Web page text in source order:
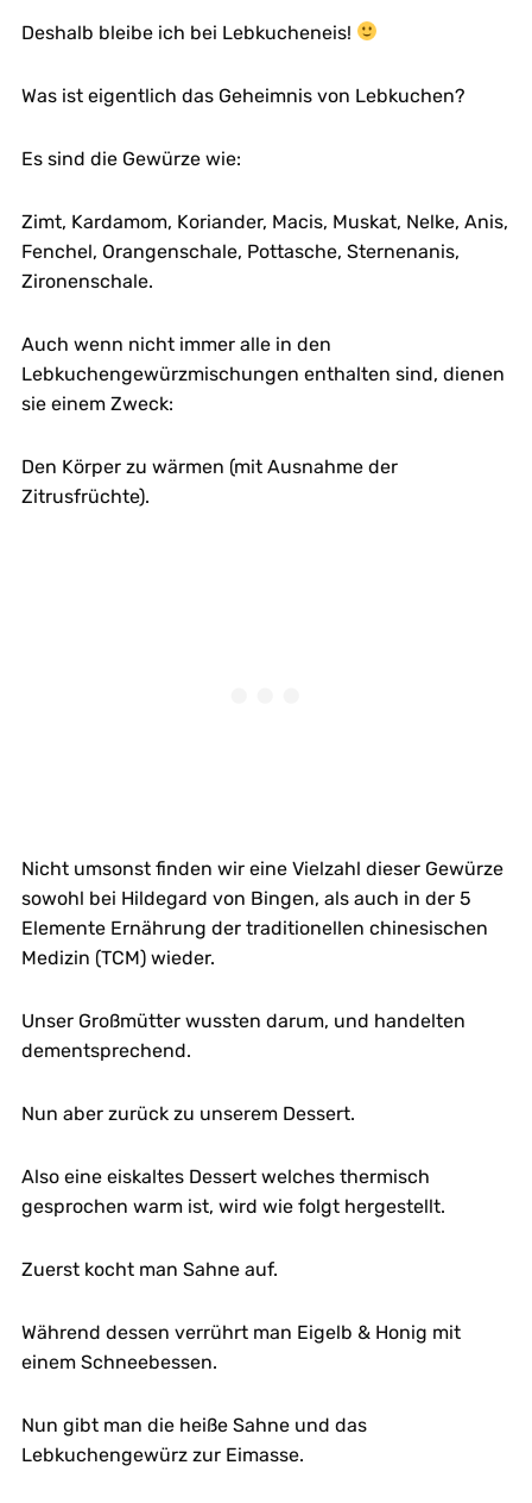
Deshalb bleibe ich bei Lebkucheneis!
Was ist eigentlich das Geheimnis von Lebkuchen?
Es sind die Gewürze wie:
Zimt, Kardamom, Koriander, Macis, Muskat, Nelke, Anis,
Fenchel, Orangenschale, Pottasche, Sternenanis,
Zironenschale.
Auch wenn nicht immer alle in den
Lebkuchengewürzmischungen enthalten sind, dienen
sie einem Zweck:
Den Körper zu wärmen (mit Ausnahme der
Zitrusfrüchte).
Nicht umsonst finden wir eine Vielzahl dieser Gewürze
sowohl bei Hildegard von Bingen, als auch in der 5
Elemente Ernährung der traditionellen chinesischen
Medizin (TCM) wieder.
Unser Großmütter wussten darum, und handelten
dementsprechend.
Nun aber zurück zu unserem Dessert.
Also eine eiskaltes Dessert welches thermisch
gesprochen warm ist, wird wie folgt hergestellt.
Zuerst kocht man Sahne auf.
Während dessen verrührt man Eigelb & Honig mit
einem Schneebessen.
Nun gibt man die heiße Sahne und das
Lebkuchengewürz zur Eimasse.